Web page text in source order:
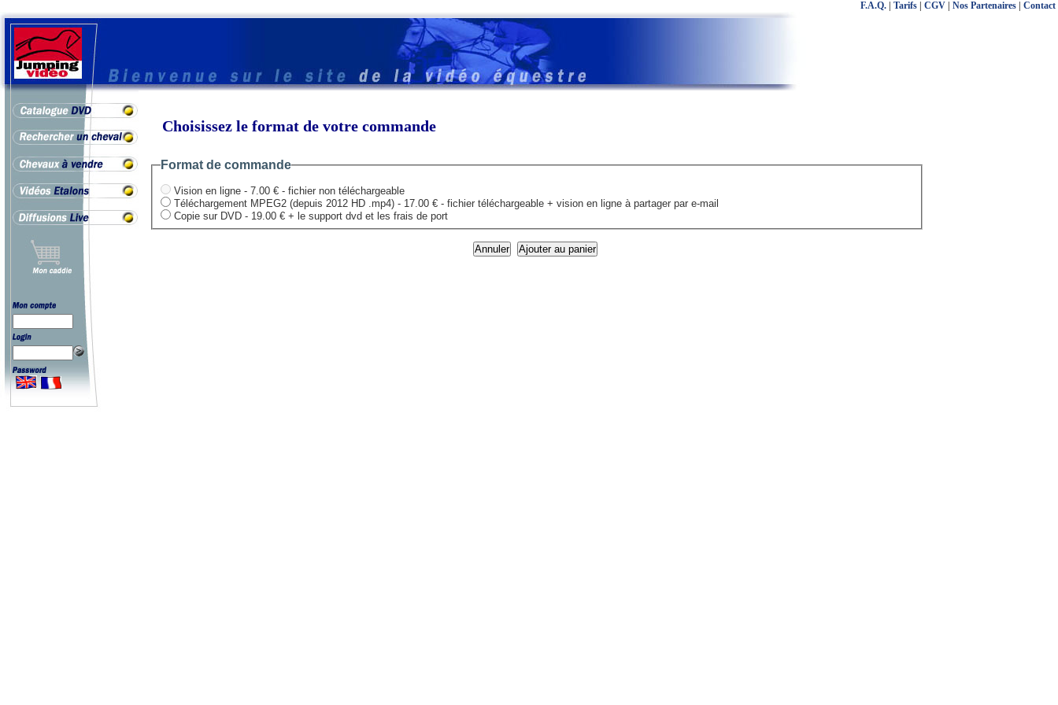
F.A.Q. Tarifs CGV Nos Partenaires Contact
Choisissez le format de votre commande
Format de commande
Vision en ligne - 7.00 € - fichier non téléchargeable
Téléchargement MPEG2 (depuis 2012 HD .mp4) - 17.00 € - fichier téléchargeable + vision en ligne à partager par e-mail
Copie sur DVD - 19.00 € + le support dvd et les frais de port